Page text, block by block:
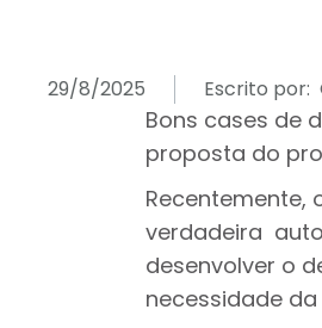
29/8/2025 Escrito por:
Bons cases de
proposta do
Recentemente,
verdadeira
desenvolver o
necessidade